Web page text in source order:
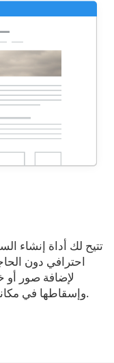
تتيح لك أداة إنشاء
احترافي دون
لإضافة صور
وإسقاطها في مكانها مباشرة من متصفح الويب الخاص بك.